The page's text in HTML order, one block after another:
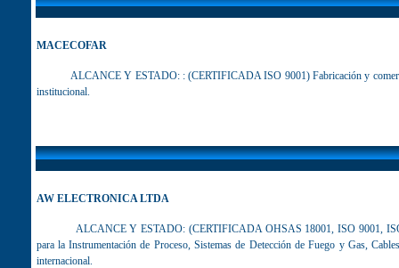
MACECOFAR
ALCANCE Y ESTADO: : (CERTIFICADA ISO 9001) Fabricación y
institucional.
AW ELECTRONICA LTDA
ALCANCE Y ESTADO: (CERTIFICADA OHSAS 18001, ISO 9001,
para la Instrumentación de Proceso, Sistemas de Detección de Fuego y Gas,
internacional.